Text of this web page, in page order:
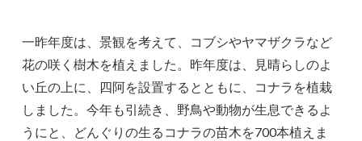
一昨年度は、景観を考えて、コブシやヤマザクラなど
花の咲く樹木を植えました。昨年度は、見晴らしのよ
い丘の上に、四阿を設置するとともに、コナラを植栽
しました。今年も引続き、野鳥や動物が生息できるよ
うにと、どんぐりの生るコナラの苗木を700本植えま